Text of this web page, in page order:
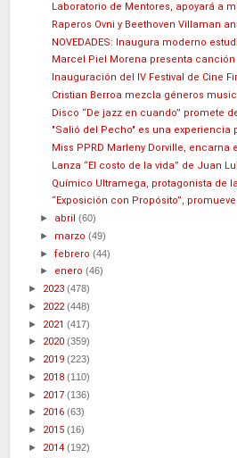
Laboratorio de Mentores, apoyará a
Raperos Ovni y Beethoven Villaman
NOVEDADES: Inaugura moderno
Marcel Piel Morena presenta canción
Inauguración del IV Festival de Cine
Cristian Berroa mezcla géneros
Disco “De jazz en cuando” promete
"Salió del Pecho" es una experiencia
Miss PPRD Marleny Dorville, encarna
Lanza “El costo de la vida” de Juan
Químico Ultramega, protagonista de
“Exposición con Propósito”,
► abril(60)
► marzo(49)
►febrero(44)
► enero(46)
► 2023 (478)
► 2022(448)
► 2021 (417)
► 2020 (359)
► 2019 (223)
► 2018 (110)
► 2017 (136)
► 2016 (63)
► 2015 (16)
► 2014 (192)